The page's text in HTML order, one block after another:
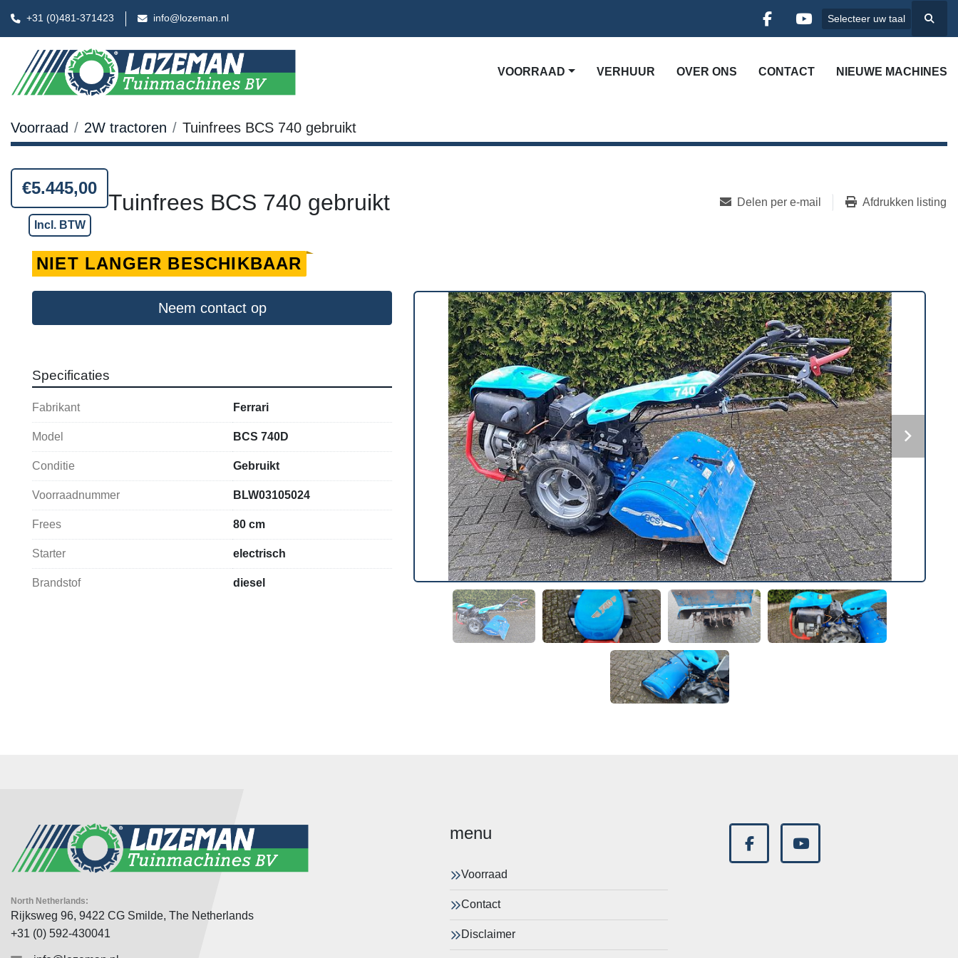
+31 (0)481-371423 info@lozeman.nl
facebookyoutube
Selecteer uw taal
Zoek
VOORRAAD VERHUUR OVER ONS CONTACT NIEUWE MACHINES
Voorraad 2W tractoren Tuinfrees BCS 740 gebruikt
€5.445,00
Incl. BTW
Tuinfrees BCS 740 gebruikt Delen per e-mail Afdrukken listing
NIET LANGER BESCHIKBAAR
Neem contact op
Specificaties
Fabrikant Ferrari
Model BCS 740D
Conditie Gebruikt
Voorraadnummer BLW03105024
Frees 80 cm
Starter electrisch
Brandstof diesel
North Netherlands:
Rijksweg 96, 9422 CG Smilde, The Netherlands
+31 (0) 592-430041
menu
Voorraad
Contact
Disclaimer
facebookyoutube